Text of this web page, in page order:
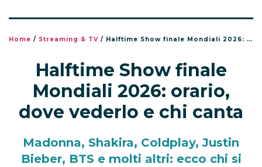
Home / Streaming & TV / Halftime Show finale Mondiali 2026: orario, dove vederlo e chi canta
Halftime Show finale
Mondiali 2026: orario,
dove vederlo e chi canta
Madonna, Shakira, Coldplay, Justin
Bieber, BTS e molti altri: ecco chi si